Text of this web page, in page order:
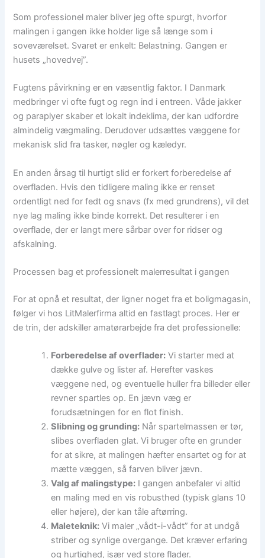
Som professionel maler bliver jeg ofte spurgt, hvorfor
malingen i gangen ikke holder lige så længe som i
soveværelset. Svaret er enkelt: Belastning. Gangen er
husets „hovedvej”.
Fugtens påvirkning er en væsentlig faktor. I Danmark
medbringer vi ofte fugt og regn ind i entreen. Våde jakker
og paraplyer skaber et lokalt indeklima, der kan udfordre
almindelig vægmaling. Derudover udsættes væggene for
mekanisk slid fra tasker, nøgler og kæledyr.
En anden årsag til hurtigt slid er forkert forberedelse af
overfladen. Hvis den tidligere maling ikke er renset
ordentligt ned for fedt og snavs (fx med grundrens), vil det
nye lag maling ikke binde korrekt. Det resulterer i en
overflade, der er langt mere sårbar over for ridser og
afskalning.
Processen bag et professionelt malerresultat i gangen
For at opnå et resultat, der ligner noget fra et boligmagasin,
følger vi hos LitMalerfirma altid en fastlagt proces. Her er
de trin, der adskiller amatørarbejde fra det professionelle:
Forberedelse af overflader: Vi starter med at
dække gulve og lister af. Herefter vaskes
væggene ned, og eventuelle huller fra billeder eller
revner spartles op. En jævn væg er
forudsætningen for en flot finish.
Slibning og grunding: Når spartelmassen er tør,
slibes overfladen glat. Vi bruger ofte en grunder
for at sikre, at malingen hæfter ensartet og for at
mætte væggen, så farven bliver jævn.
Valg af malingstype: I gangen anbefaler vi altid
en maling med en vis robusthed (typisk glans 10
eller højere), der kan tåle aftørring.
Maleteknik: Vi maler „vådt-i-vådt” for at undgå
striber og synlige overgange. Det kræver erfaring
og hurtighed, især ved store flader.